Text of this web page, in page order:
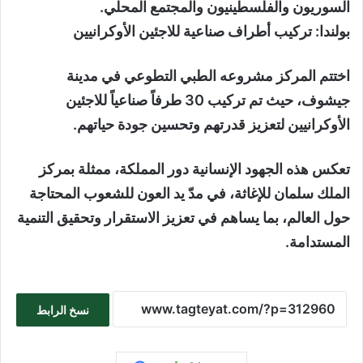
السوريون والفلسطينيون والمجتمع المحلي.
بولندا: تركيب أطراف صناعية للاجئين الأوكرانيين
اختتم المركز مشروعه الطبي التطوعي في مدينة
جيشوف، حيث تم تركيب 30 طرفاً صناعياً للاجئين
الأوكرانيين لتعزيز قدرتهم وتحسين جودة حياتهم.
تعكس هذه الجهود الإنسانية دور المملكة، ممثلة بمركز
الملك سلمان للإغاثة، في مدّ يد العون للشعوب المحتاجة
حول العالم، بما يساهم في تعزيز الاستقرار وتحقيق التنمية
المستدامة.
نسخ الرابط